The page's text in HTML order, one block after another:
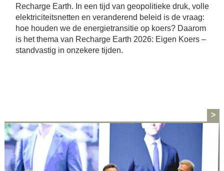
Recharge Earth. In een tijd van geopolitieke druk, volle
elektriciteitsnetten en veranderend beleid is de vraag:
hoe houden we de energietransitie op koers? Daarom
is het thema van Recharge Earth 2026: Eigen Koers –
standvastig in onzekere tijden.
>